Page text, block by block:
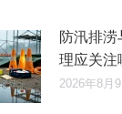
防汛排
理应关注
2026年8月9